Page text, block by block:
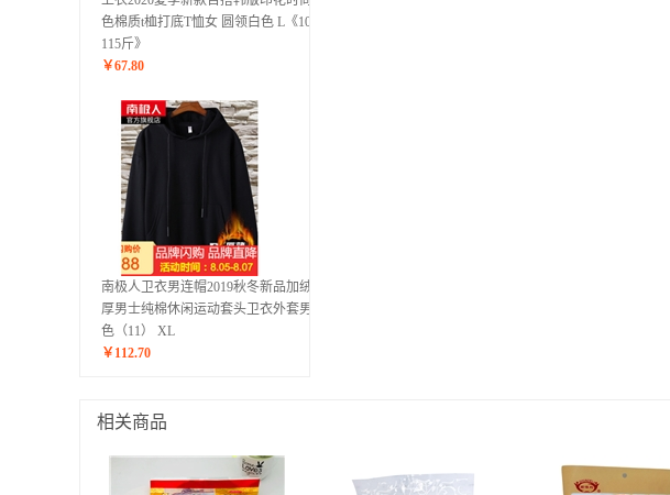
色棉质t桖打底T恤女 圆领白色 L《105-
115斤》
￥67.80
南极人卫衣男连帽2019秋冬新品加绒加
厚男士纯棉休闲运动套头卫衣外套男 黑
色（11） XL
￥ 112.70